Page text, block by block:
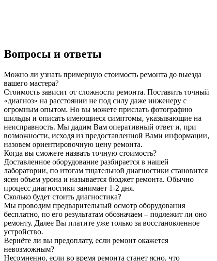
Вопросы и ответы
Можно ли узнать примерную стоимость ремонта до выезда
вашего мастера?
Стоимость зависит от сложности ремонта. Поставить точный
«диагноз» на расстоянии не под силу даже инженеру с
огромным опытом. Но вы можете прислать фотографию
шильды и описать имеющиеся симптомы, указывающие на
неисправность. Мы дадим Вам оперативный ответ и, при
возможности, исходя из предоставленной Вами информации,
назовем ориентировочную цену ремонта.
Когда вы сможете назвать точную стоимость?
Доставленное оборудование разбирается в нашей
лаборатории, по итогам тщательной диагностики становится
ясен объем урона и называется бюджет ремонта. Обычно
процесс диагностики занимает 1-2 дня.
Сколько будет стоить диагностика?
Мы проводим предварительный осмотр оборудования
бесплатно, по его результатам обозначаем – подлежит ли оно
ремонту. Далее Вы платите уже только за восстановленное
устройство.
Вернёте ли вы предоплату, если ремонт окажется
невозможным?
Несомненно, если во время ремонта станет ясно, что